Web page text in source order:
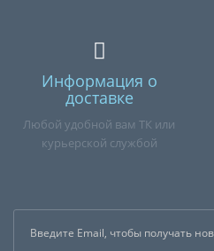
Информация о
доставке
Любой удобной вам ТК или
курьерской службой